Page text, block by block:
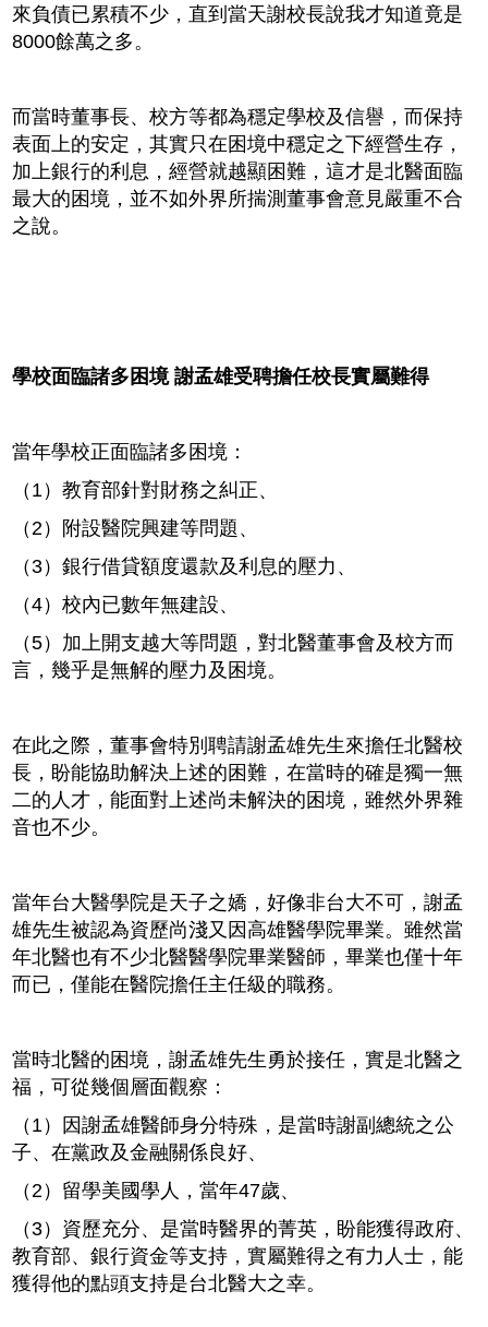
來負債已累積不少，直到當天謝校長說我才知道竟是
8000餘萬之多。
而當時董事長、校方等都為穩定學校及信譽，而保持
表面上的安定，其實只在困境中穩定之下經營生存，
加上銀行的利息，經營就越顯困難，這才是北醫面臨
最大的困境，並不如外界所揣測董事會意見嚴重不合
之說。
學校面臨諸多困境 謝孟雄受聘擔任校長實屬難得
當年學校正面臨諸多困境：
（1）教育部針對財務之糾正、
（2）附設醫院興建等問題、
（3）銀行借貸額度還款及利息的壓力、
（4）校內已數年無建設、
（5）加上開支越大等問題，對北醫董事會及校方而
言，幾乎是無解的壓力及困境。
在此之際，董事會特別聘請謝孟雄先生來擔任北醫校
長，盼能協助解決上述的困難，在當時的確是獨一無
二的人才，能面對上述尚未解決的困境，雖然外界雜
音也不少。
當年台大醫學院是天子之嬌，好像非台大不可，謝孟
雄先生被認為資歷尚淺又因高雄醫學院畢業。雖然當
年北醫也有不少北醫醫學院畢業醫師，畢業也僅十年
而已，僅能在醫院擔任主任級的職務。
當時北醫的困境，謝孟雄先生勇於接任，實是北醫之
福，可從幾個層面觀察：
（1）因謝孟雄醫師身分特殊，是當時謝副總統之公
子、在黨政及金融關係良好、
（2）留學美國學人，當年47歲、
（3）資歷充分、是當時醫界的菁英，盼能獲得政府、
教育部、銀行資金等支持，實屬難得之有力人士，能
獲得他的點頭支持是台北醫大之幸。